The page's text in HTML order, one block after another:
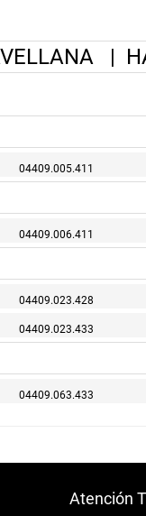
|
04409.005.411
04409.006.411
04409.023.428
04409.023.433
04409.063.433
Atención